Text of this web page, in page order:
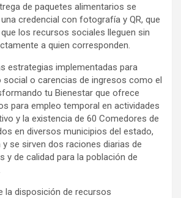
de paquetes alimentarios se
credencial con fotografía y QR, que
los recursos sociales lleguen sin
a quien corresponden.
estrategias implementadas para
social o carencias de ingresos como el
tu Bienestar que ofrece
para empleo temporal en actividades
y la existencia de 60 Comedores de
en diversos municipios del estado,
se sirven dos raciones diarias de
y de calidad para la población de
la disposición de recursos